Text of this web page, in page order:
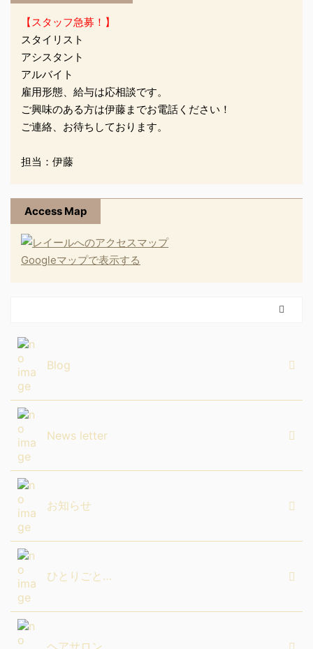
ン部分を押さえてマッサ
ージしてもいいみたいで
す。 ...
【スタッフ急募！】
スタイリスト
アシスタント
アルバイト
雇用形態、給与は応相談です。
ご興味のある方は伊藤までお電話ください！
ご連絡、お待ちしております。
担当：伊藤
Access Map
Googleマップで表示する
Blog
News letter
お知らせ
ひとりごと…
ヘアサロン